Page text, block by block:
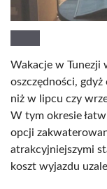
Wakacje w Tunezji
oszczędności,
niż w lipcu czy
W tym okresie
opcji
atrakcyjniejszymi
koszt wyjazdu